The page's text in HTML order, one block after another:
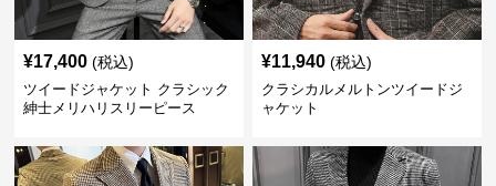
¥17,400 (税込)
ツイードジャケット クラシック
紳士メリハリスリーピース
¥11,940 (税込)
クラシカルメルトンツイードジ
ャケット